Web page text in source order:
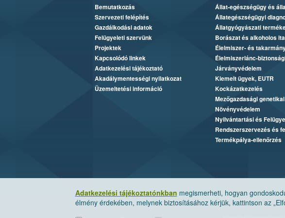
Adatkezelési tájékoztatónkban megismerheti, hogyan
élmény érdekében, melynek biztosításához kérjük, kattintson az
Bemutatkozás
Szervezeti felépítés
Gazdálkodási adatok
Felügyeleti szervünk
Projektek
Kapcsolódó linkek
Adatkezelési tájékoztató
Akadálymentességi nyilatkozat
Üzemeltetési információ
Állat-egészségügy és
Állategészségügyi
Állatgyógyászati
Borászat és alkoholos
Élelmiszer- és
Élelmiszerlánc-
Járványvédelem
Kiemelt ügyek, EUTR
Kockázatkezelés
Mezőgazdasági
Növényvédelem
Nyilvántartási és
Rendszerszervezés és
Termékpálya-ellenőrzés